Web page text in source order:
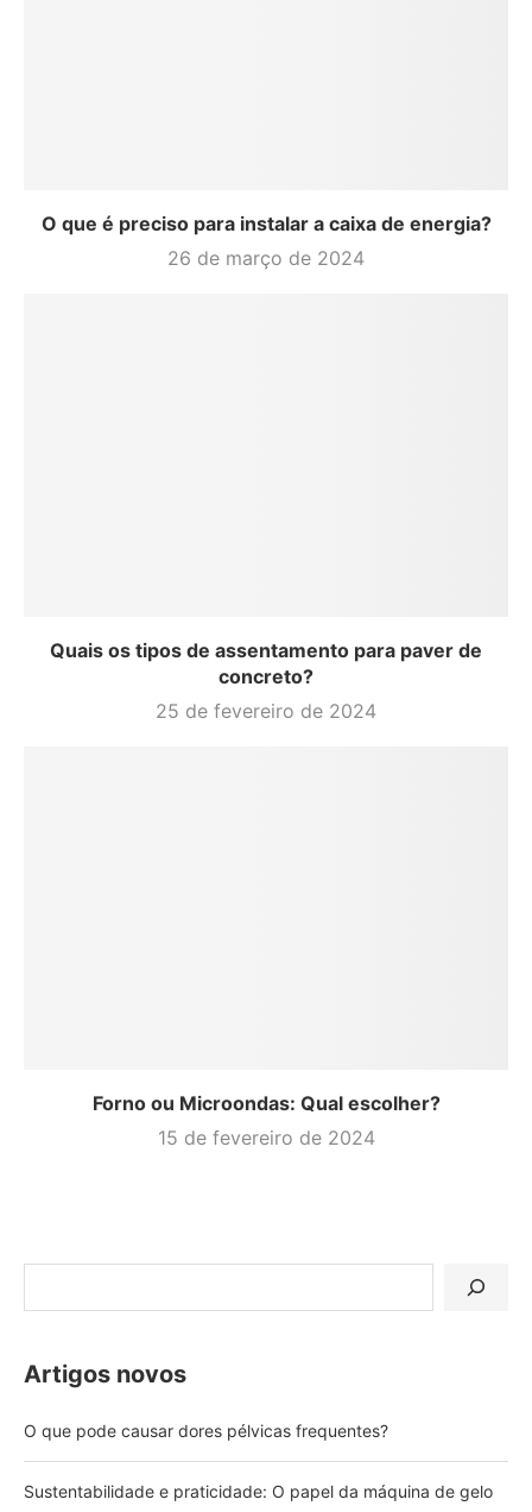
O que é preciso para instalar a caixa de energia?
26 de março de 2024
Quais os tipos de assentamento para paver de
concreto?
25 de fevereiro de 2024
Forno ou Microondas: Qual escolher?
15 de fevereiro de 2024
Artigos novos
O que pode causar dores pélvicas frequentes?
Sustentabilidade e praticidade: O papel da máquina de gelo